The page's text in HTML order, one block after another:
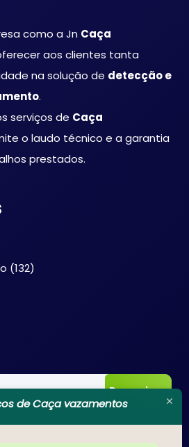
como a Jn Caça
aos clientes tanta
na solução de detecção e
.
serviços de Caça
o laudo técnico e a garantia
prestados.
(132)
de Caça vazamentos